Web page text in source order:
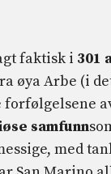
faktisk i 301
øya Arbe (i
samfunn
med